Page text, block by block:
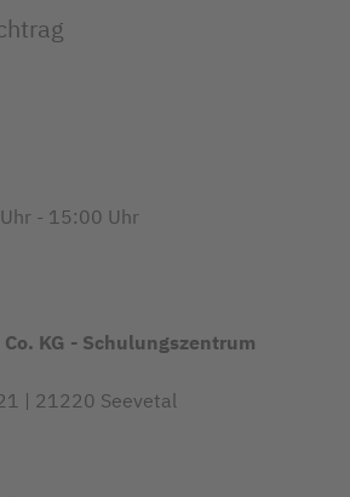
- 15:00 Uhr
Co. KG - Schulungszentrum
| 21220 Seevetal